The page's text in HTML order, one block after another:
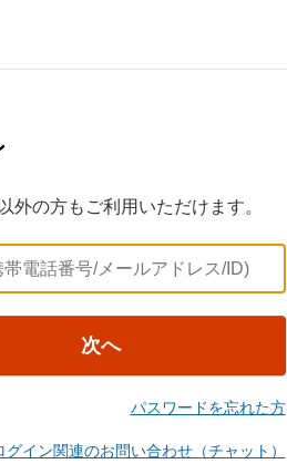
外の方もご利用いただけます。
次へ
パスワードを忘れた方
グイン関連のお問い合わせ（チャット）